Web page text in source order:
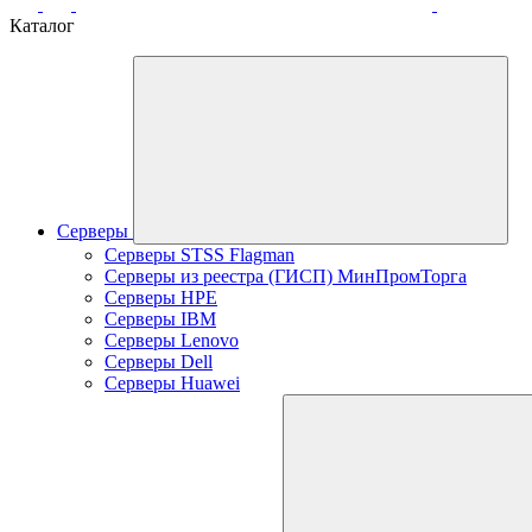
Каталог
Серверы
Серверы STSS Flagman
Серверы из реестра (ГИСП) МинПромТорга
Серверы HPE
Серверы IBM
Серверы Lenovo
Серверы Dell
Серверы Huawei